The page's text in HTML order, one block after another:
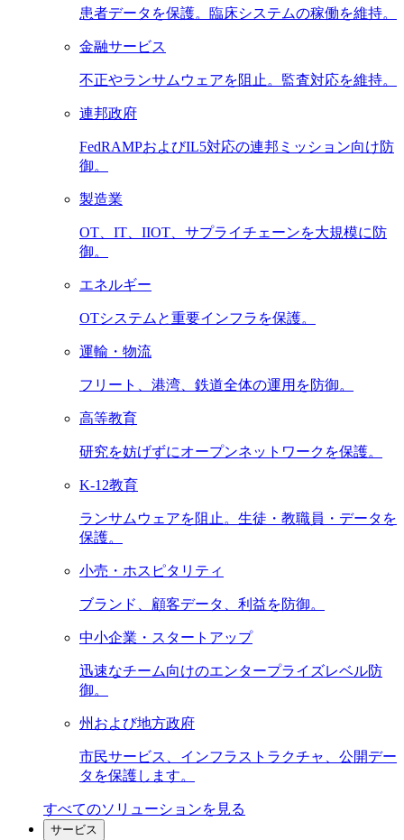
患者データを保護。臨床システムの稼働を維持。
金融サービス
不正やランサムウェアを阻止。監査対応を維持。
連邦政府
FedRAMPおよびIL5対応の連邦ミッション向け防
御。
製造業
OT、IT、IIOT、サプライチェーンを大規模に防
御。
エネルギー
OTシステムと重要インフラを保護。
運輸・物流
フリート、港湾、鉄道全体の運用を防御。
高等教育
研究を妨げずにオープンネットワークを保護。
K-12教育
ランサムウェアを阻止。生徒・教職員・データを
保護。
小売・ホスピタリティ
ブランド、顧客データ、利益を防御。
中小企業・スタートアップ
迅速なチーム向けのエンタープライズレベル防
御。
州および地方政府
市民サービス、インフラストラクチャ、公開デー
タを保護します。
すべてのソリューションを見る
サービス